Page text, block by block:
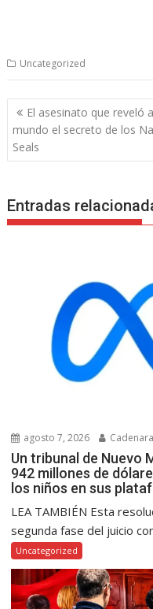
Uncategorized
Navegación
de
entradas
El asesinato que reveló
mundo el secreto de los
Seals
Entradas
agosto 7, 2026
Un tribunal de Nuevo
942 millones de
los niños en sus
LEA TAMBIÉN Esta
segunda fase del juicio
Uncategorized